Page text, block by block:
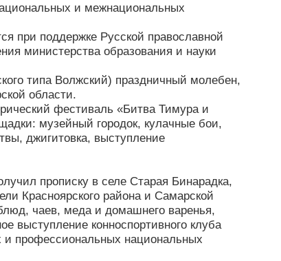
и межнациональных
при поддержке Русской православной
министерства образования и науки
типа Волжский) праздничный молебен,
области.
фестиваль «Битва Тимура и
музейный городок, кулачные бои,
джигитовка, выступление
прописку в селе Старая Бинарадка,
Красноярского района и Самарской
чаев, меда и домашнего варенья,
выступление конноспортивного клуба
и профессиональных национальных